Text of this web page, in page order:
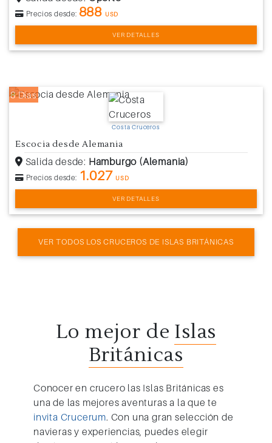
Precios desde: 888 USD
VER DETALLES
8 Días
Costa Cruceros
Escocia desde Alemania
Salida desde: Hamburgo (Alemania)
Precios desde: 1.027 USD
VER DETALLES
VER TODOS LOS CRUCEROS DE ISLAS BRITÁNICAS
Lo mejor de Islas
Británicas
Conocer en crucero las Islas Británicas es
una de las mejores aventuras a la que te
invita Crucerum. Con una gran selección de
navieras y experiencias, puedes elegir